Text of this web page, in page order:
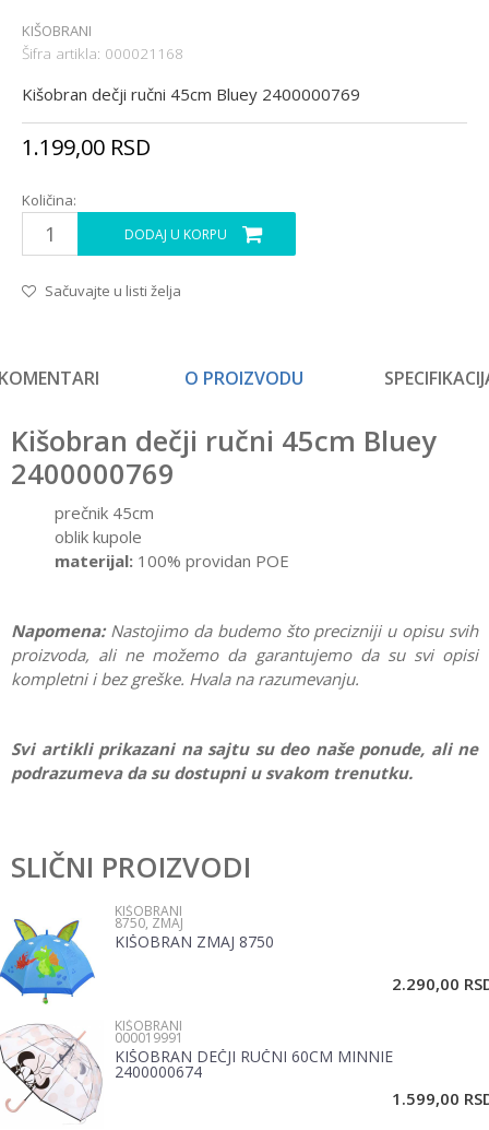
KIŠOBRANI
Šifra artikla: 000021168
Kišobran dečji ručni 45cm Bluey 2400000769
1.199,00 RSD
Količina:
DODAJ U KORPU
Sačuvajte u listi želja
O PROIZVODU
Kišobran dečji ručni 45cm Bluey
2400000769
prečnik 45cm
oblik kupole
materijal: 100% providan POE
Napomena: Nastojimo da budemo što precizniji u opisu svih
proizvoda, ali ne možemo da garantujemo da su svi opisi
kompletni i bez greške. Hvala na razumevanju.
Svi artikli prikazani na sajtu su deo naše ponude, ali ne
podrazumeva da su dostupni u svakom trenutku.
Brend
Ime/Nadimak
Email
Poruka
SLIČNI PROIZVODI
KIŠOBRANI
8750, ZMAJ
KIŠOBRAN ZMAJ 8750
2.290,00
KIŠOBRANI
000019991
KIŠOBRAN DEČJI RUČNI 60CM MINNIE
2400000674
1.599,00